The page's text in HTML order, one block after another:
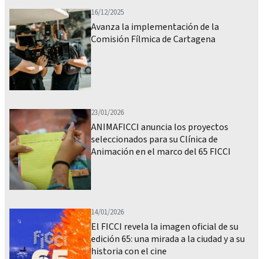
16/12/2025
Avanza la implementación de la
Comisión Fílmica de Cartagena
23/01/2026
ANIMAFICCI anuncia los proyectos
seleccionados para su Clínica de
Animación en el marco del 65 FICCI
14/01/2026
El FICCI revela la imagen oficial de su
edición 65: una mirada a la ciudad y a su
historia con el cine